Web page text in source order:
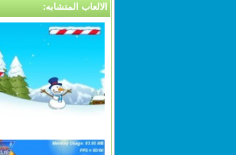
الالعاب المتشابه: